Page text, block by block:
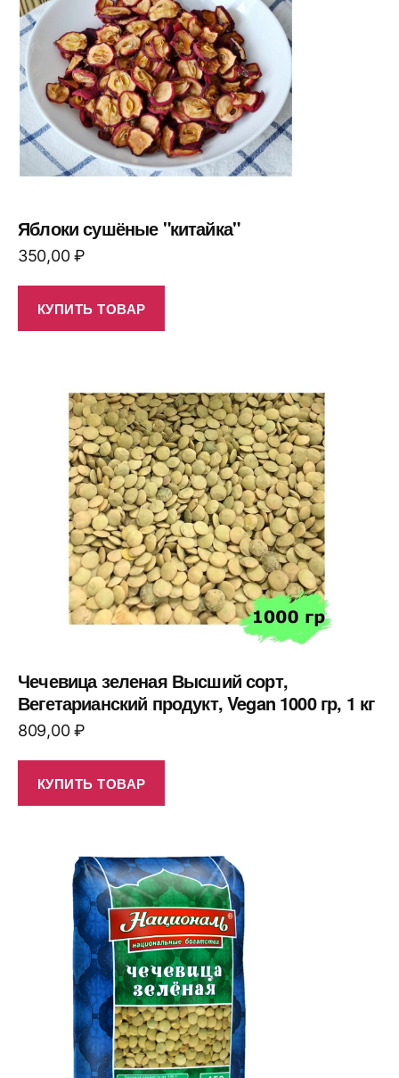
Яблоки сушёные "китайка"
350,00₽
КУПИТЬ ТОВАР
Чечевица зеленая Высший сорт,
Вегетарианский продукт, Vegan 1000 гр, 1 кг
809,00₽
КУПИТЬ ТОВАР